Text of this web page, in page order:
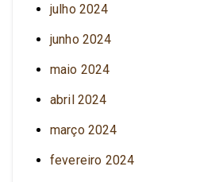
julho 2024
junho 2024
maio 2024
abril 2024
março 2024
fevereiro 2024